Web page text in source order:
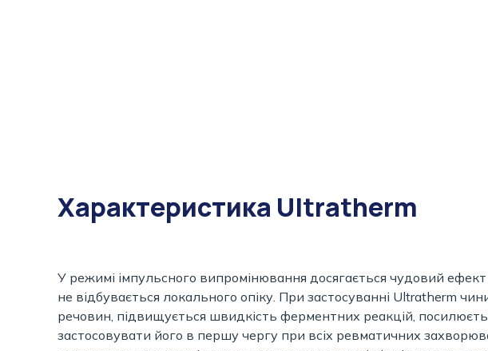
Характеристика Ultratherm
У режимі імпульсного випромінювання досягається чудовий
не відбувається локального опіку. При застосуванні Ultratherm
речовин, підвищується швидкість ферментних реакцій,
застосовувати його в першу чергу при всіх ревматичних